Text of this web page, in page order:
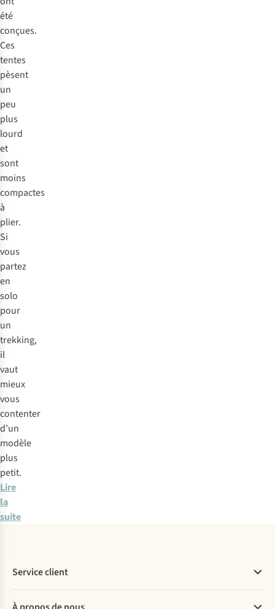
été
conçues.
Ces
tentes
pèsent
un
peu
plus
lourd
et
sont
moins
compactes
à
plier.
Si
vous
partez
en
solo
pour
un
trekking,
il
vaut
mieux
vous
contenter
d’un
modèle
plus
petit.
Lire
la
suite
Service client